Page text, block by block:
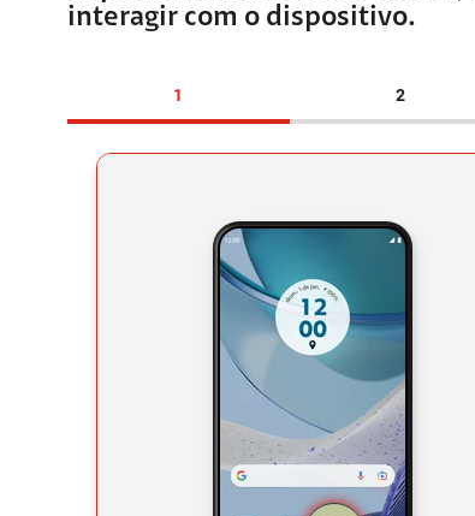
interagir com o dispositivo.
1 2